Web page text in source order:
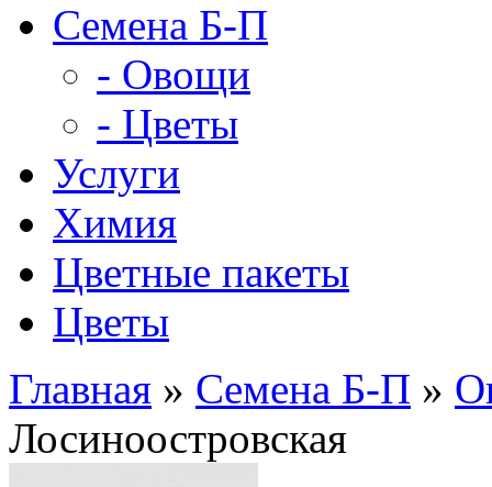
Семена Б-П
- Овощи
- Цветы
Услуги
Химия
Цветные пакеты
Цветы
Главная » Семена Б-П »
Лосиноостровская